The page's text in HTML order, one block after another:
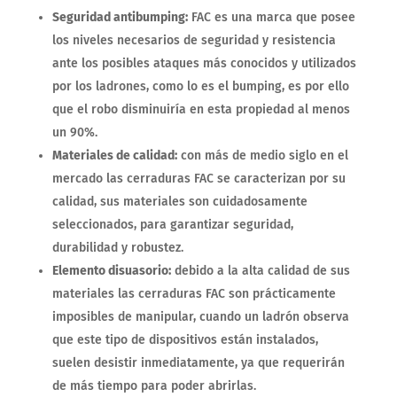
Seguridad antibumping:FAC es una marca que posee
los niveles necesarios de seguridad y resistencia
ante los posibles ataques más conocidos y utilizados
por los ladrones, como lo es el bumping, es por ello
que el robo disminuiría en esta propiedad al menos
un 90%.
Materiales de calidad:con más de medio siglo en el
mercado las cerraduras FAC se caracterizan por su
calidad, sus materiales son cuidadosamente
seleccionados, para garantizar seguridad,
durabilidad y robustez.
Elemento disuasorio:debido a la alta calidad de sus
materiales las cerraduras FAC son prácticamente
imposibles de manipular, cuando un ladrón observa
que este tipo de dispositivos están instalados,
suelen desistir inmediatamente, ya que requerirán
de más tiempo para poder abrirlas.